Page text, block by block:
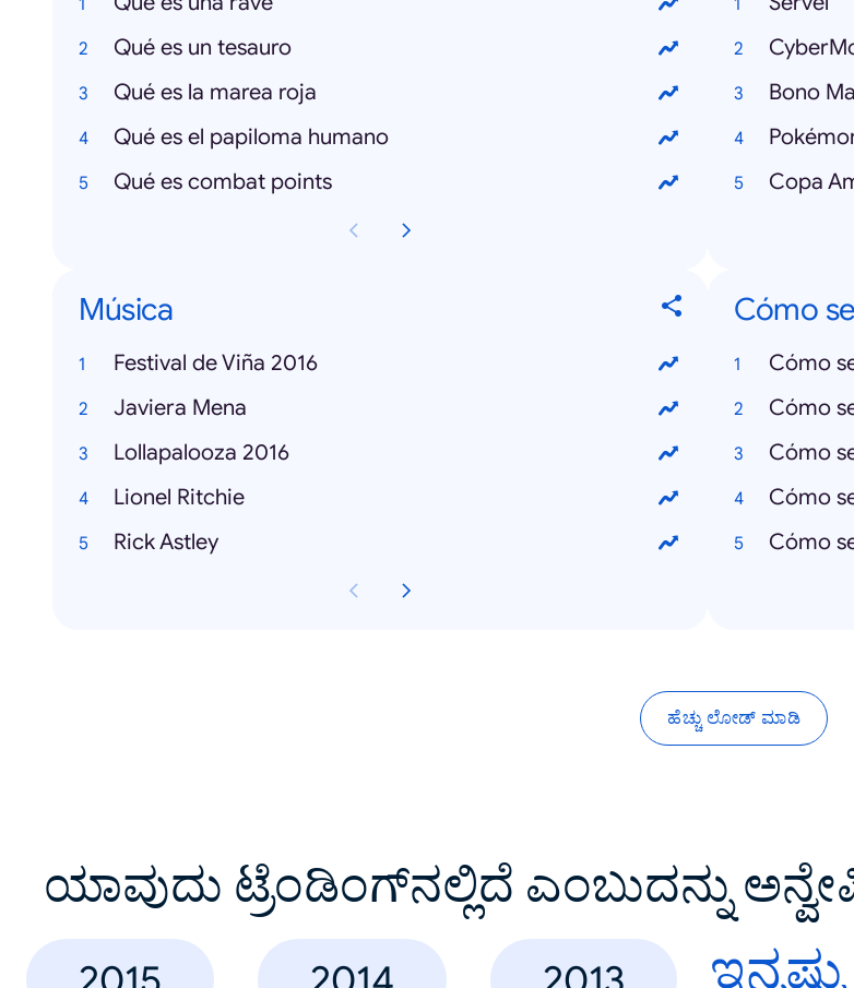
Qué es un tesauro
Qué es la marea roja
Qué es el papiloma humano
Qué es combat points
Bono
Copa
Música
Festival de Viña 2016
Javiera Mena
Lollapalooza 2016
Lionel Ritchie
Rick Astley
Cómo
Cómo
Cómo
Cómo
Cómo
Cómo
ಹೆಚ್ಚು ಲೋಡ್ ಮಾಡಿ
ಯಾವುದು ಟ್ರೆಂಡಿಂಗ್‌ನಲ್ಲಿದೆ ಎಂಬುದನ್ನು